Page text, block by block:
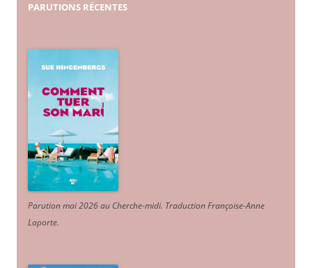
PARUTIONS RÉCENTES
Parution mai 2026 au Cherche-midi. Traduction Françoise-Anne
Laporte.